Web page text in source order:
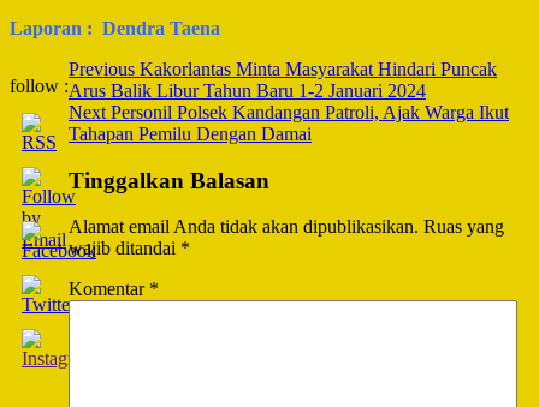
Laporan : Dendra Taena
follow :
Post
Navigation
Previous Kakorlantas Minta Masyarakat Hindari Puncak
Arus Balik Libur Tahun Baru 1-2 Januari 2024
Next Personil Polsek Kandangan Patroli, Ajak Warga Ikut
Tahapan Pemilu Dengan Damai
Tinggalkan Balasan
Alamat email Anda tidak akan dipublikasikan. Ruas yang
wajib ditandai *
Komentar *